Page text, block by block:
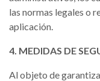
las normas legales o
aplicación.
4. MEDIDAS DE
Al objeto de